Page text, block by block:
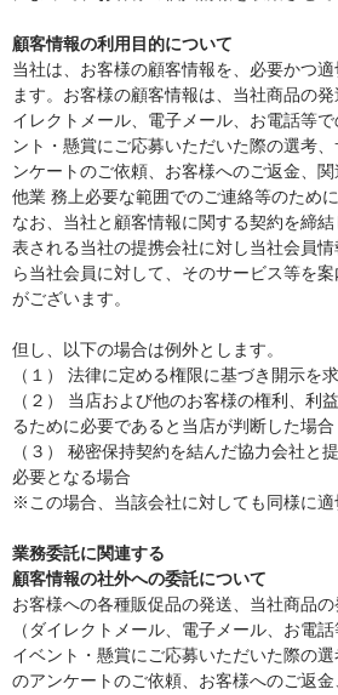
顧客情報の利用目的について
当社は、お客様の顧客情報を、必要かつ
ます。お客様の顧客情報は、当社商品の
イレクトメール、電子メール、お電話等
ント・懸賞にご応募いただいた際の選考
ンケートのご依頼、お客様へのご返金、
他業 務上必要な範囲でのご連絡等のため
なお、当社と顧客情報に関する契約を締
表される当社の提携会社に対し当社会員
ら当社会員に対して、そのサービス等を
がございます。
但し、以下の場合は例外とします。
（１） 法律に定める権限に基づき開示を
（２） 当店および他のお客様の権利、利
るために必要であると当店が判断した場合
（３） 秘密保持契約を結んだ協力会社と
必要となる場合
※この場合、当該会社に対しても同様に適
業務委託に関連する
顧客情報の社外への委託について
お客様への各種販促品の発送、当社商品
（ダイレクトメール、電子メール、お電
イベント・懸賞にご応募いただいた際の
のアンケートのご依頼、お客様へのご返金